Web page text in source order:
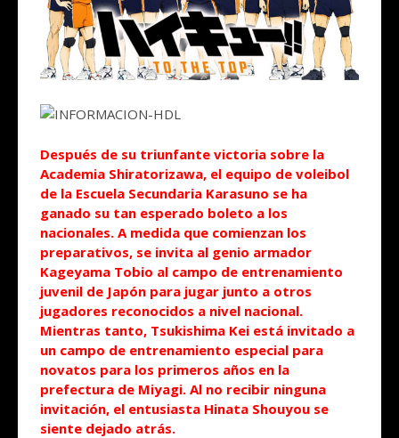
Después de su triunfante victoria sobre la
Academia Shiratorizawa, el equipo de voleibol
de la Escuela Secundaria Karasuno se ha
ganado su tan esperado boleto a los
nacionales. A medida que comienzan los
preparativos, se invita al genio armador
Kageyama Tobio al campo de entrenamiento
juvenil de Japón para jugar junto a otros
jugadores reconocidos a nivel nacional.
Mientras tanto, Tsukishima Kei está invitado a
un campo de entrenamiento especial para
novatos para los primeros años en la
prefectura de Miyagi. Al no recibir ninguna
invitación, el entusiasta Hinata Shouyou se
siente dejado atrás.